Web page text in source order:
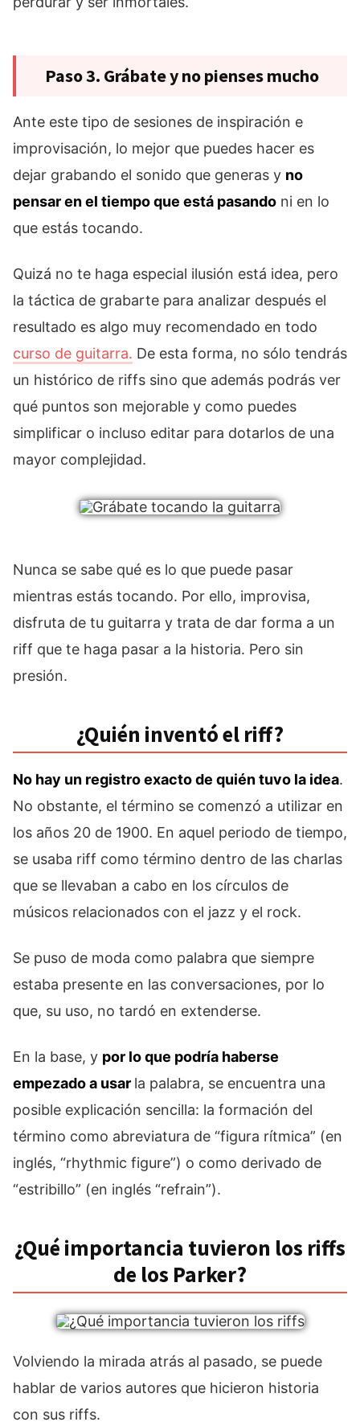
Paso 3. Grábate y no pienses mucho
Ante este tipo de sesiones de inspiración e
improvisación, lo mejor que puedes hacer es
dejar grabando el sonido que generas y no
pensar en el tiempo que está pasando ni en lo
que estás tocando.
Quizá no te haga especial ilusión está idea, pero
la táctica de grabarte para analizar después el
resultado es algo muy recomendado en todo
curso de guitarra. De esta forma, no sólo tendrás
un histórico de riffs sino que además podrás ver
qué puntos son mejorable y como puedes
simplificar o incluso editar para dotarlos de una
mayor complejidad.
Nunca se sabe qué es lo que puede pasar
mientras estás tocando. Por ello, improvisa,
disfruta de tu guitarra y trata de dar forma a un
riff que te haga pasar a la historia. Pero sin
presión.
¿Quién inventó el riff?
No hay un registro exacto de quién tuvo la idea.
No obstante, el término se comenzó a utilizar en
los años 20 de 1900. En aquel periodo de tiempo,
se usaba riff como término dentro de las charlas
que se llevaban a cabo en los círculos de
músicos relacionados con el jazz y el rock.
Se puso de moda como palabra que siempre
estaba presente en las conversaciones, por lo
que, su uso, no tardó en extenderse.
En la base, y por lo que podría haberse
empezado a usar la palabra, se encuentra una
posible explicación sencilla: la formación del
término como abreviatura de “figura rítmica” (en
inglés, “rhythmic figure”) o como derivado de
“estribillo” (en inglés “refrain”).
¿Qué importancia tuvieron los riffs
de los Parker?
Volviendo la mirada atrás al pasado, se puede
hablar de varios autores que hicieron historia
con sus riffs.